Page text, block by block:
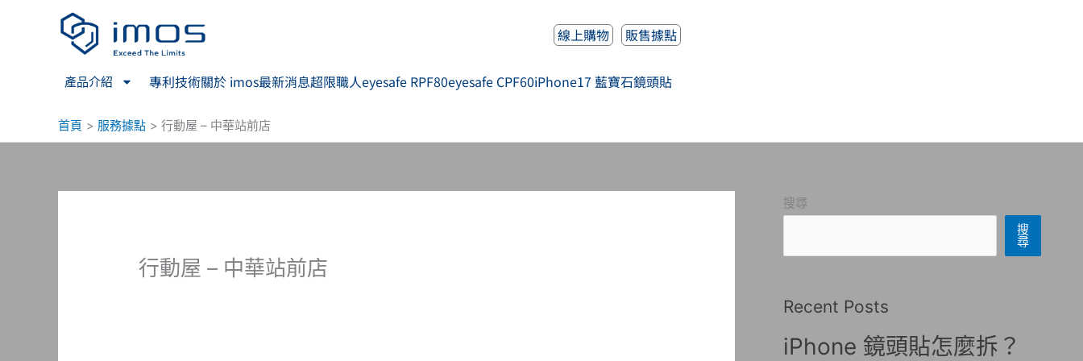
線上購物 販售據點
產品介紹 專利技術關於 imos最新消息超限職人eyesafe RPF80eyesafe CPF60iPhone17 藍寶石鏡頭貼
首頁 服務據點 行動屋 – 中華站前店
行動屋 – 中華站前店
搜尋
搜
尋
Recent Posts
iPhone 鏡頭貼怎麼拆？